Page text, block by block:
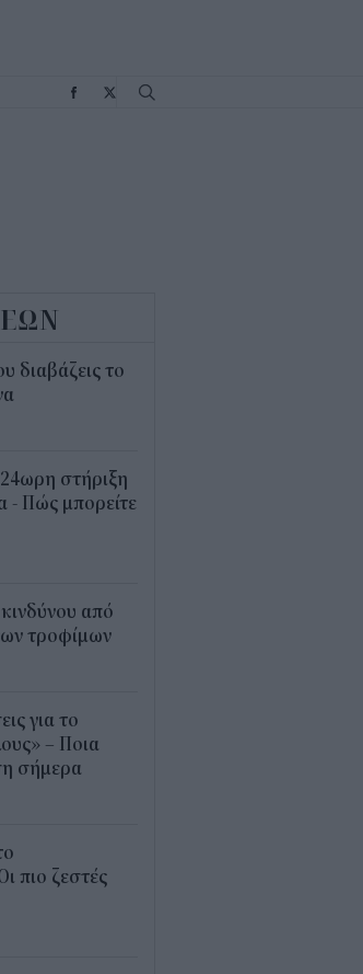
διαβάζεις το
στήριξη
- Πώς μπορείτε
από
τροφίμων
για το
– Ποια
σήμερα
πιο ζεστές